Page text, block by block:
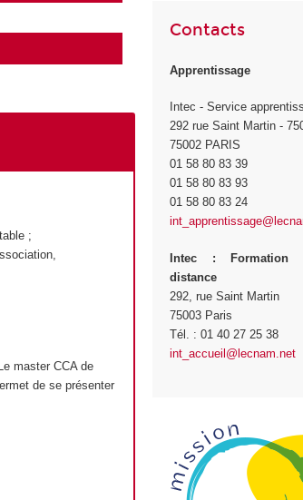
;
master CCA de
de se présenter
Contacts
Apprentissage
Intec - Service
292 rue Saint Martin -
75002 PARIS
01 58 80 83 39
01 58 80 83 93
01 58 80 83 24
Intec : Formation
distance
292, rue Saint Martin
75003 Paris
Tél. : 01 40 27 25 38
int_accueil@lecnam.net